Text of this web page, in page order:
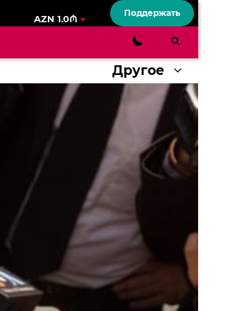
AZN 1.0₼
Поддержать
Другое